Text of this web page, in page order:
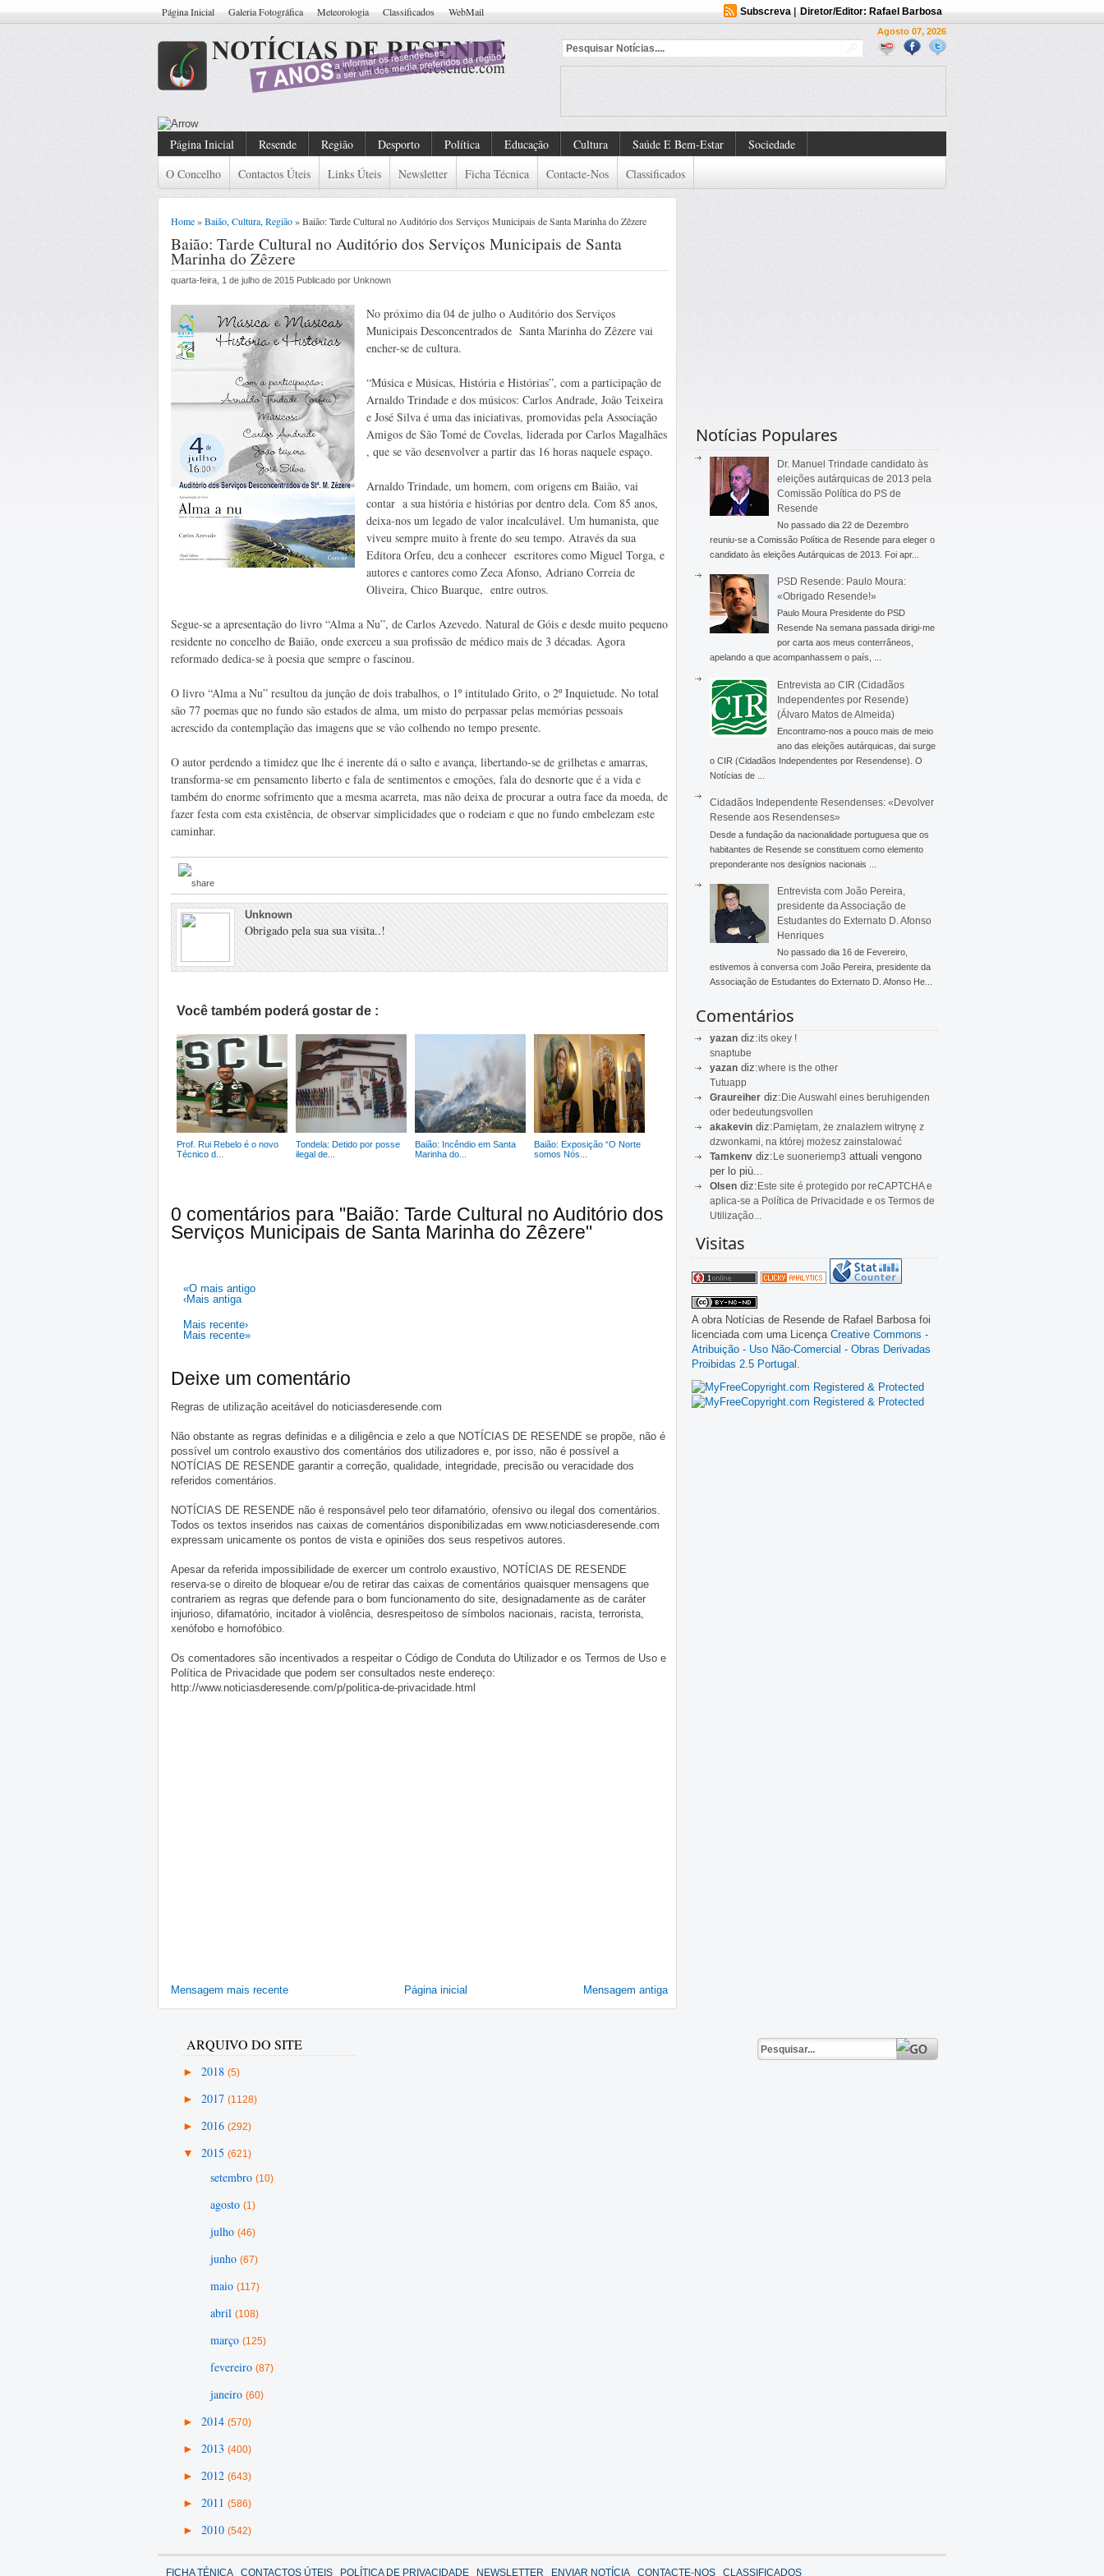
Página Inicial Galeria Fotográfica Meteorologia Classificados WebMail Subscreva| Diretor/Editor: Rafael Barbosa
Agosto 07, 2026
Página Inicial Resende Região Desporto Política Educação Cultura Saúde E Bem-Estar
Sociedade
O Concelho
Contactos Úteis Links Úteis Newsletter Ficha Técnica Contacte-Nos Classificados
Home»Baião Cultura Região» Baião: Tarde Cultural no Auditório dos Serviços Municipais de Santa Marinha do Zêzere
Baião: Tarde Cultural no Auditório dos Serviços Municipais de Santa
Marinha do Zêzere
quarta-feira, 1 de julho de 2015 Publicado por Unknown
No próximo dia 04 de julho o Auditório dos Serviços
Municipais Desconcentrados de Santa Marinha do Zêzere vai
encher-se de cultura.
“Música e Músicas, História e Histórias”, com a participação de
Arnaldo Trindade e dos músicos: Carlos Andrade, João Teixeira
e José Silva é uma das iniciativas, promovidas pela Associação
Amigos de São Tomé de Covelas, liderada por Carlos Magalhães
, que se vão desenvolver a partir das 16 horas naquele espaço.
Arnaldo Trindade, um homem, com origens em Baião, vai
contar a sua história e histórias por dentro dela. Com 85 anos,
deixa-nos um legado de valor incalculável. Um humanista, que
viveu sempre muito à frente do seu tempo. Através da sua
Editora Orfeu, deu a conhecer escritores como Miguel Torga, e
autores e cantores como Zeca Afonso, Adriano Correia de
Oliveira, Chico Buarque, entre outros.
Segue-se a apresentação do livro “Alma a Nu”, de Carlos Azevedo. Natural de Góis e desde muito pequeno
residente no concelho de Baião, onde exerceu a sua profissão de médico mais de 3 décadas. Agora
reformado dedica-se à poesia que sempre o fascinou.
O livro “Alma a Nu” resultou da junção de dois trabalhos, o 1º intitulado Grito, o 2º Inquietude. No total
são 77 poemas que no fundo são estados de alma, um misto do perpassar pelas memórias pessoais
acrescido da contemplação das imagens que se vão colhendo no tempo presente.
O autor perdendo a timidez que lhe é inerente dá o salto e avança, libertando-se de grilhetas e amarras,
transforma-se em pensamento liberto e fala de sentimentos e emoções, fala do desnorte que é a vida e
também do enorme sofrimento que a mesma acarreta, mas não deixa de procurar a outra face da moeda, de
fazer festa com esta existência, de observar simplicidades que o rodeiam e que no fundo embelezam este
caminhar.
Unknown
Obrigado pela sua sua visita..!
Você também poderá gostar de :
Prof. Rui Rebelo é o novo
Técnico d...
Tondela: Detido por posse
ilegal de...
Baião: Incêndio em Santa
Marinha do...
Baião: Exposição “O Norte
somos Nós...
0 comentários para "Baião: Tarde Cultural no Auditório dos
Serviços Municipais de Santa Marinha do Zêzere"
«O mais antigo
‹Mais antiga
Mais recente›
Mais recente»
Deixe um comentário
Regras de utilização aceitável do noticiasderesende.com
Não obstante as regras definidas e a diligência e zelo a que NOTÍCIAS DE RESENDE se propõe, não é
possível um controlo exaustivo dos comentários dos utilizadores e, por isso, não é possível a
NOTÍCIAS DE RESENDE garantir a correção, qualidade, integridade, precisão ou veracidade dos
referidos comentários.
NOTÍCIAS DE RESENDE não é responsável pelo teor difamatório, ofensivo ou ilegal dos comentários.
Todos os textos inseridos nas caixas de comentários disponibilizadas em www.noticiasderesende.com
expressam unicamente os pontos de vista e opiniões dos seus respetivos autores.
Apesar da referida impossibilidade de exercer um controlo exaustivo, NOTÍCIAS DE RESENDE
reserva-se o direito de bloquear e/ou de retirar das caixas de comentários quaisquer mensagens que
contrariem as regras que defende para o bom funcionamento do site, designadamente as de caráter
injurioso, difamatório, incitador à violência, desrespeitoso de símbolos nacionais, racista, terrorista,
xenófobo e homofóbico.
Os comentadores são incentivados a respeitar o Código de Conduta do Utilizador e os Termos de Uso e
Política de Privacidade que podem ser consultados neste endereço:
http://www.noticiasderesende.com/p/politica-de-privacidade.html
Mensagem mais recente Mensagem antiga
Página inicial
Notícias Populares
Dr. Manuel Trindade candidato às
eleições autárquicas de 2013 pela
Comissão Política do PS de
Resende
No passado dia 22 de Dezembro
reuniu-se a Comissão Política de Resende para eleger o
candidato às eleições Autárquicas de 2013. Foi apr...
PSD Resende: Paulo Moura:
«Obrigado Resende!»
Paulo Moura Presidente do PSD
Resende Na semana passada dirigi-me
por carta aos meus conterrâneos,
apelando a que acompanhassem o país, ...
Entrevista ao CIR (Cidadãos
Independentes por Resende)
(Álvaro Matos de Almeida)
Encontramo-nos a pouco mais de meio
ano das eleições autárquicas, dai surge
o CIR (Cidadãos Independentes por Resendense). O
Notícias de ...
Cidadãos Independente Resendenses: «Devolver
Resende aos Resendenses»
Desde a fundação da nacionalidade portuguesa que os
habitantes de Resende se constituem como elemento
preponderante nos desígnios nacionais ...
Entrevista com João Pereira,
presidente da Associação de
Estudantes do Externato D. Afonso
Henriques
No passado dia 16 de Fevereiro,
estivemos à conversa com João Pereira, presidente da
Associação de Estudantes do Externato D. Afonso He...
Comentários
yazan diz:its okey !
snaptube
yazan diz:where is the other
Tutuapp
Graureiher diz:Die Auswahl eines beruhigenden
oder bedeutungsvollen
akakevin diz:Pamiętam, że znalazłem witrynę z
dzwonkami, na której możesz zainstalować
Tamkenv diz:Le suoneriemp3 attuali vengono
per lo più...
Olsen diz:Este site é protegido por reCAPTCHA e
aplica-se a Política de Privacidade e os Termos de
Utilização...
Visitas
A obra Notícias de Resende de Rafael Barbosa foi
licenciada com uma Licença Creative Commons -
Atribuição - Uso Não-Comercial - Obras Derivadas
Proibidas 2.5 Portugal
ARQUIVO DO SITE
► 2018 (5)
► 2017 (1128)
► 2016 (292)
▼ 2015 (621)
setembro (10)
agosto (1)
julho (46)
junho (67)
maio (117)
abril (108)
março (125)
fevereiro (87)
janeiro (60)
► 2014 (570)
► 2013 (400)
► 2012 (643)
► 2011 (586)
► 2010 (542)
FICHA TÉNICA CONTACTOS ÚTEIS POLÍTICA DE PRIVACIDADE NEWSLETTER ENVIAR NOTÍCIA CONTACTE-NOS CLASSIFICADOS